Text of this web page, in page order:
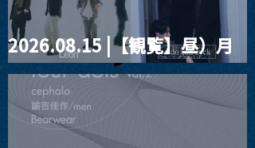
2026.08.15 |【観覧】昼）月
見ルpre.『POLYHEDRON』